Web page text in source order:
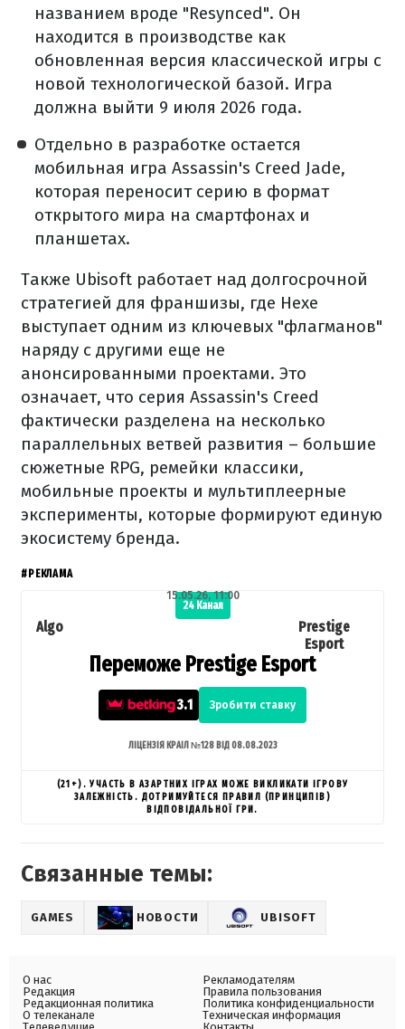
названием вроде "Resynced". Он
находится в производстве как
обновленная версия классической игры с
новой технологической базой. Игра
должна выйти 9 июля 2026 года.
Отдельно в разработке остается
мобильная игра Assassin's Creed Jade,
которая переносит серию в формат
открытого мира на смартфонах и
планшетах.
Также Ubisoft работает над долгосрочной
стратегией для франшизы, где Hexe
выступает одним из ключевых "флагманов"
наряду с другими еще не
анонсированными проектами. Это
означает, что серия Assassin's Creed
фактически разделена на несколько
параллельных ветвей развития – большие
сюжетные RPG, ремейки классики,
мобильные проекты и мультиплеерные
эксперименты, которые формируют единую
экосистему бренда.
#РЕКЛАМА
24 Канал
Algo
15.05.26, 11:00
Переможе Prestige Esport
3.1 Зробити ставку
Prestige
Esport
ЛІЦЕНЗІЯ КРАІЛ №128 ВІД 08.08.2023
(21+). УЧАСТЬ В АЗАРТНИХ ІГРАХ МОЖЕ ВИКЛИКАТИ ІГРОВУ
ЗАЛЕЖНІСТЬ. ДОТРИМУЙТЕСЯ ПРАВИЛ (ПРИНЦИПІВ)
ВІДПОВІДАЛЬНОЇ ГРИ.
Связанные темы:
GAMES НОВОСТИ UBISOFT
О нас
Редакция
Редакционная политика
О телеканале
Рекламодателям
Правила пользования
Политика конфиденциальности
Техническая информация